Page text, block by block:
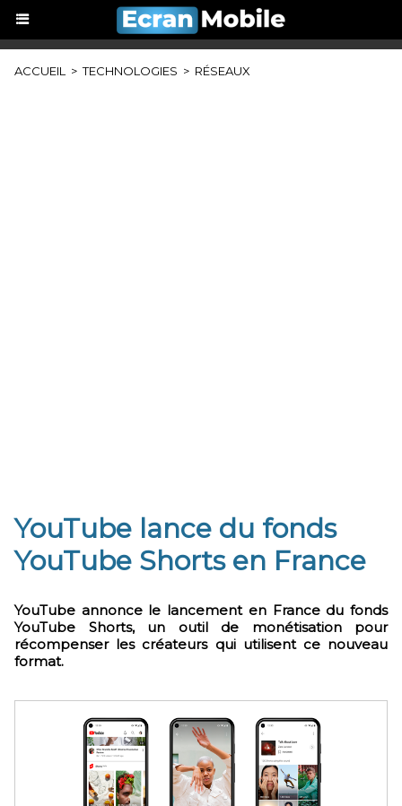
ACCUEIL > TECHNOLOGIES > RÉSEAUX
YouTube lance du fonds
YouTube Shorts en France
YouTube annonce le lancement en France du fonds
YouTube Shorts, un outil de monétisation pour
récompenser les créateurs qui utilisent ce nouveau
format.